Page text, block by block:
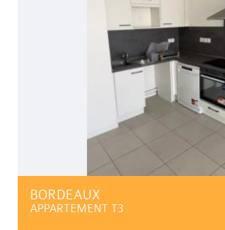
BORDEAUX
APPARTEMENT T3